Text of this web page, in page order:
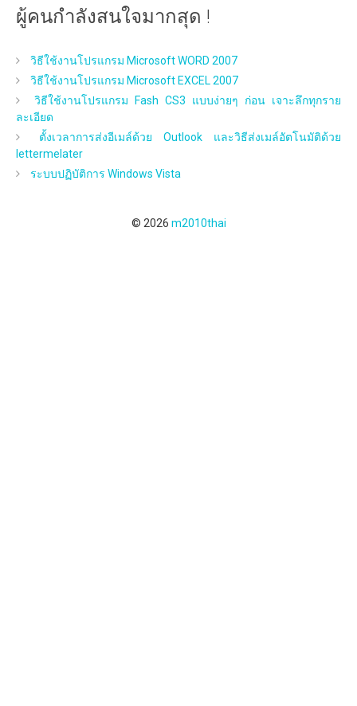
ผู้คนกำลังสนใจมากสุด !
วิธีใช้งานโปรแกรม Microsoft WORD 2007
วิธีใช้งานโปรแกรม Microsoft EXCEL 2007
วิธีใช้งานโปรแกรม Fash CS3 แบบง่ายๆ ก่อน เจาะลึกทุกราย
ละเอียด
ตั้งเวลาการส่งอีเมล์ด้วย Outlook และวิธีส่งเมล์อัตโนมัติด้วย
lettermelater
ระบบปฏิบัติการ Windows Vista
© 2026 m2010thai